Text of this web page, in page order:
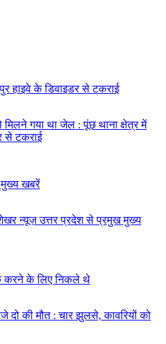
मिलने गया था जेल : पूंछ थाना क्षेत्र में
से टकराई
न्यूज़ उत्तर प्रदेश से प्रमुख मुख्य
दो की मौत : चार झुलसे, कावरियों को